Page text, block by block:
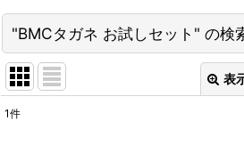
"BMCタガネ お試しセット" の検
表
1件